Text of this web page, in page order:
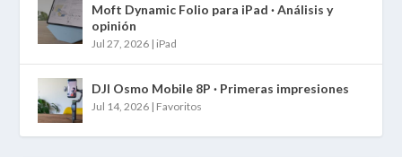
Moft Dynamic Folio para iPad · Análisis y
opinión
Jul 27, 2026 | iPad
DJI Osmo Mobile 8P · Primeras impresiones
Jul 14, 2026 | Favoritos